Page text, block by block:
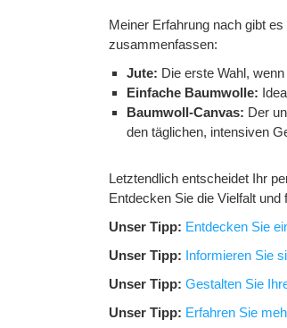
Meiner Erfahrung nach gibt
zusammenfassen:
Jute: Die erste Wahl,
Einfache Baumwolle:
Baumwoll-Canvas: Der
den täglichen, intensiven
Letztendlich entscheidet Ihr
Entdecken Sie die Vielfalt
Unser Tipp: Entdecken Sie
Unser Tipp: Informieren Sie
Unser Tipp: Gestalten Sie
Unser Tipp: Erfahren Sie